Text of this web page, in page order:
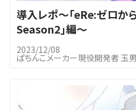
導入レポ～｢eRe:ゼロか
Season2」編～
2023/12/08
ぱちんこメーカー現役開発者 玉男